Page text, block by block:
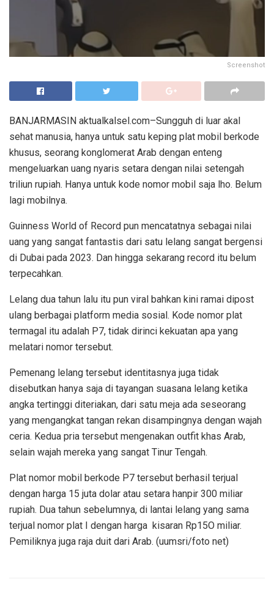
Screenshot
BANJARMASIN aktualkalsel.com–Sungguh di luar akal
sehat manusia, hanya untuk satu keping plat mobil berkode
khusus, seorang konglomerat Arab dengan enteng
mengeluarkan uang nyaris setara dengan nilai setengah
triliun rupiah. Hanya untuk kode nomor mobil saja lho. Belum
lagi mobilnya.
Guinness World of Record pun mencatatnya sebagai nilai
uang yang sangat fantastis dari satu lelang sangat bergensi
di Dubai pada 2023. Dan hingga sekarang record itu belum
terpecahkan.
Lelang dua tahun lalu itu pun viral bahkan kini ramai dipost
ulang berbagai platform media sosial. Kode nomor plat
termagal itu adalah P7, tidak dirinci kekuatan apa yang
melatari nomor tersebut.
Pemenang lelang tersebut identitasnya juga tidak
disebutkan hanya saja di tayangan suasana lelang ketika
angka tertinggi diteriakan, dari satu meja ada seseorang
yang mengangkat tangan rekan disampingnya dengan wajah
ceria. Kedua pria tersebut mengenakan outfit khas Arab,
selain wajah mereka yang sangat Tinur Tengah.
Plat nomor mobil berkode P7 tersebut berhasil terjual
dengan harga 15 juta dolar atau setara hanpir 300 miliar
rupiah. Dua tahun sebelumnya, di lantai lelang yang sama
terjual nomor plat I dengan harga kisaran Rp15O miliar.
Pemiliknya juga raja duit dari Arab. (uumsri/foto net)